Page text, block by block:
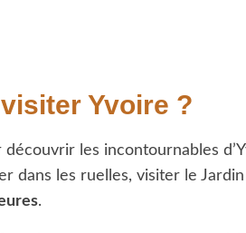
Yvoire ?
découvrir les incontournables
dans les ruelles, visiter le
.